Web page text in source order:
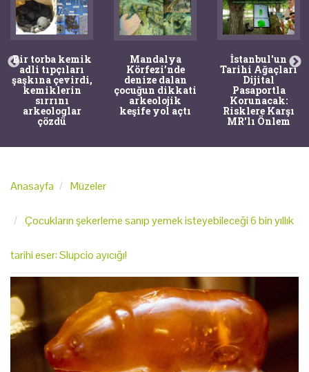
Bir torba kemik
adli tıpçıları
şaşkına çevirdi,
kemiklerin
sırrını
arkeologlar
çözdü
Mandalya
Körfezi’nde
denize dalan
çocuğun dikkati
arkeolojik
keşife yol açtı
İstanbul'un
Tarihi Ağaçları
Dijital
Pasaportla
Korunacak:
Risklere Karşı
MR'lı Önlem
Anasayfa Müzeler
Çocukların şekerleme sanıp yemek isteyebileceği 6 bin yıllık
tarihi eser: Slupcio ayıcığı!